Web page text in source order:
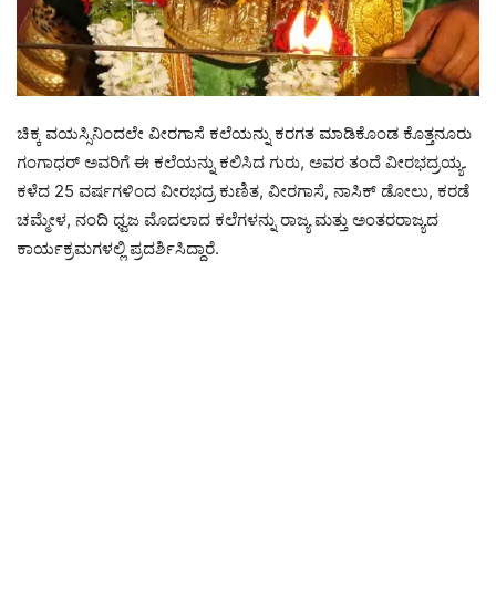
ಚಿಕ್ಕ ವಯಸ್ಸಿನಿಂದಲೇ ವೀರಗಾಸೆ ಕಲೆಯನ್ನು ಕರಗತ ಮಾಡಿಕೊಂಡ ಕೊತ್ತನೂರು
ಗಂಗಾಧರ್ ಅವರಿಗೆ ಈ ಕಲೆಯನ್ನು ಕಲಿಸಿದ ಗುರು, ಅವರ ತಂದೆ ವೀರಭದ್ರಯ್ಯ.
ಕಳೆದ 25 ವರ್ಷಗಳಿಂದ ವೀರಭದ್ರ ಕುಣಿತ, ವೀರಗಾಸೆ, ನಾಸಿಕ್ ಡೋಲು, ಕರಡೆ
ಚಮ್ಮೇಳ, ನಂದಿ ಧ್ವಜ ಮೊದಲಾದ ಕಲೆಗಳನ್ನು ರಾಜ್ಯ ಮತ್ತು ಅಂತರರಾಜ್ಯದ
ಕಾರ್ಯಕ್ರಮಗಳಲ್ಲಿ ಪ್ರದರ್ಶಿಸಿದ್ದಾರೆ.